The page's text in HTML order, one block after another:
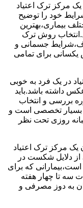
یک مرکز ترک اعتیاد
خود را توضیح
بیماری،بهترین
روش ترک
جسمانی و
برای تمامی
در یک فرد به خوبی
داشته باشد.باید
بررسی و انتخاب
بسیار تخصصی است و
روزی تحت نظر
یک مرکز ترک اعتیاد
از دلایل شکست در
که برای
سه تا چهار هفته
به دوز مصرفی و